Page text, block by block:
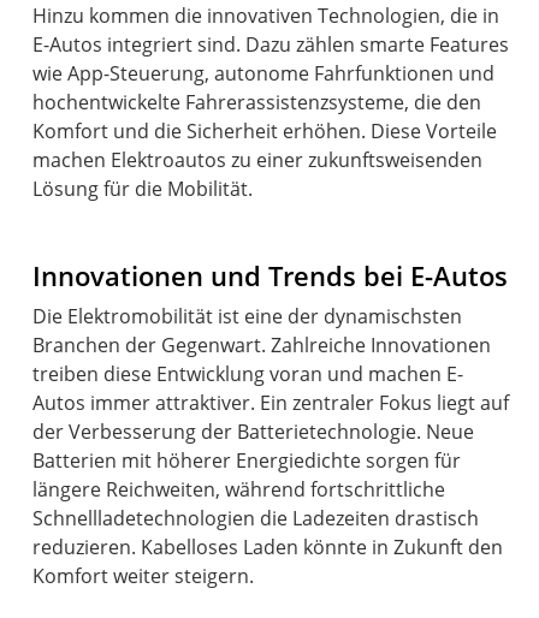
Hinzu kommen die innovativen Technologien, die in
E-Autos integriert sind. Dazu zählen smarte Features
wie App-Steuerung, autonome Fahrfunktionen und
hochentwickelte Fahrerassistenzsysteme, die den
Komfort und die Sicherheit erhöhen. Diese Vorteile
machen Elektroautos zu einer zukunftsweisenden
Lösung für die Mobilität.
Innovationen und Trends bei E-Autos
Die Elektromobilität ist eine der dynamischsten
Branchen der Gegenwart. Zahlreiche Innovationen
treiben diese Entwicklung voran und machen E-
Autos immer attraktiver. Ein zentraler Fokus liegt auf
der Verbesserung der Batterietechnologie. Neue
Batterien mit höherer Energiedichte sorgen für
längere Reichweiten, während fortschrittliche
Schnellladetechnologien die Ladezeiten drastisch
reduzieren. Kabelloses Laden könnte in Zukunft den
Komfort weiter steigern.